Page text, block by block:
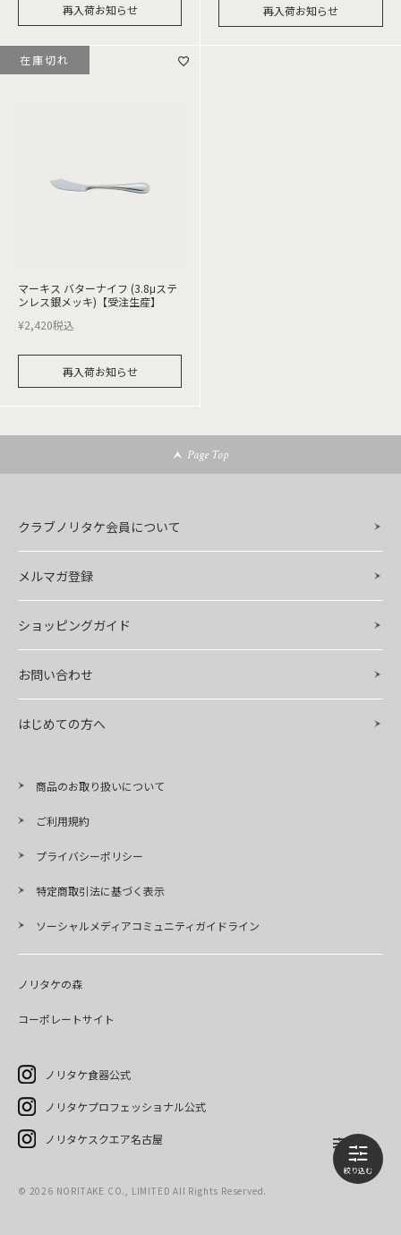
再入荷お知らせ 再入荷お知らせ
マーキス バターナイフ (3.8μステ
ンレス銀メッキ)【受注生産】
¥2,420税込
再入荷お知らせ
在庫切れ
Page Top
クラブノリタケ会員について
メルマガ登録
ショッピングガイド
お問い合わせ
はじめての方へ
商品のお取り扱いについて
ご利用規約
プライバシーポリシー
特定商取引法に基づく表示
ソーシャルメディアコミュニティガイドライン
ノリタケの森
コーポレートサイト
ノリタケ食器公式
ノリタケプロフェッショナル公式
ノリタケスクエア名古屋
© 2026 NORITAKE CO., LIMITED All Rights Reserved.